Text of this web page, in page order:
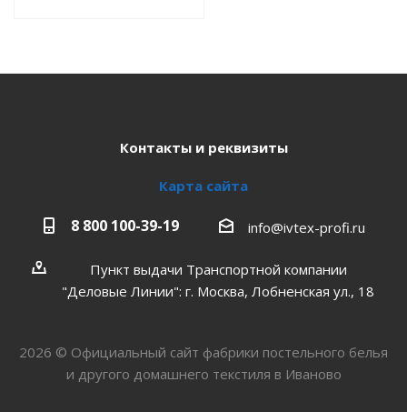
Контакты и реквизиты
Карта сайта
8 800 100-39-19 info@ivtex-profi.ru
Пункт выдачи Транспортной компании
"Деловые Линии": г. Москва, Лобненская ул., 18
2026 © Официальный сайт фабрики постельного белья
и другого домашнего текстиля в Иваново